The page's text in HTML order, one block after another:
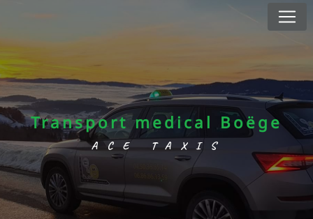
Transport medical Boëge
ACE TAXIS